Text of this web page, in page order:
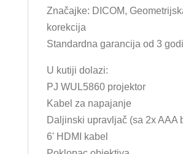
Značajke: DICOM,
korekcija
Standardna garancija od 3
U kutiji dolazi:
PJ WUL5860 projektor
Kabel za napajanje
Daljinski upravljač (sa 2x AAA
6' HDMI kabel